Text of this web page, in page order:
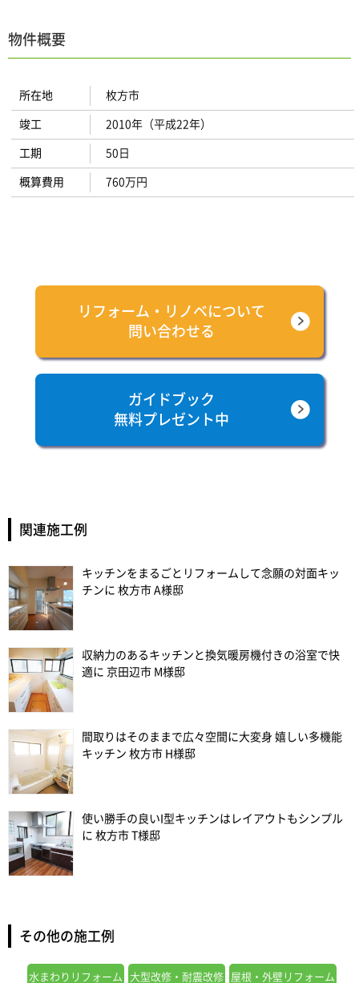
物件概要
所在地 枚方市
竣工 2010年（平成22年）
工期 50日
概算費用 760万円
リフォーム・リノベについて
問い合わせる
ガイドブック
無料プレゼント中
関連施工例
キッチンをまるごとリフォームして念願の対面キッ
チンに 枚方市 A様邸
収納力のあるキッチンと換気暖房機付きの浴室で快
適に 京田辺市 M様邸
間取りはそのままで広々空間に大変身 嬉しい多機能
キッチン 枚方市 H様邸
使い勝手の良いI型キッチンはレイアウトもシンプル
に 枚方市 T様邸
その他の施工例
水まわりリフォーム 大型改修・耐震改修 屋根・外壁リフォーム